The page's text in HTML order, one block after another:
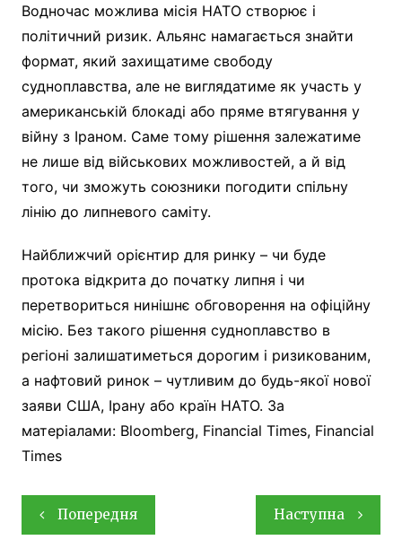
Водночас можлива місія НАТО створює і
політичний ризик. Альянс намагається знайти
формат, який захищатиме свободу
судноплавства, але не виглядатиме як участь у
американській блокаді або пряме втягування у
війну з Іраном. Саме тому рішення залежатиме
не лише від військових можливостей, а й від
того, чи зможуть союзники погодити спільну
лінію до липневого саміту.
Найближчий орієнтир для ринку – чи буде
протока відкрита до початку липня і чи
перетвориться нинішнє обговорення на офіційну
місію. Без такого рішення судноплавство в
регіоні залишатиметься дорогим і ризикованим,
а нафтовий ринок – чутливим до будь-якої нової
заяви США, Ірану або країн НАТО. За
матеріалами: Bloomberg, Financial Times, Financial
Times
Навігація
Попередня Наступна